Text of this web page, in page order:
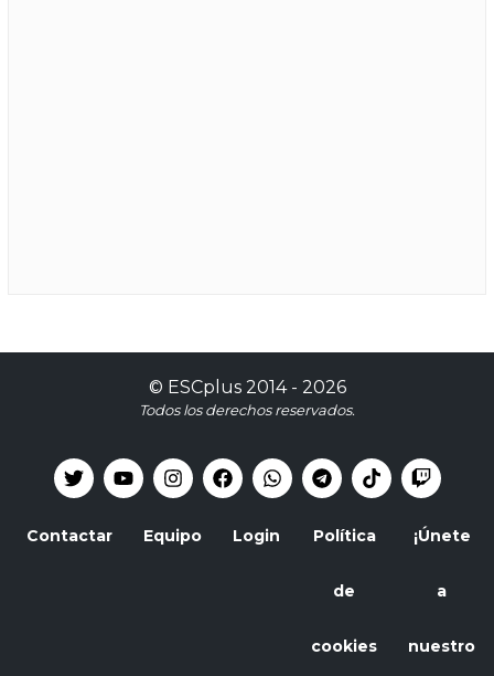
© ESCplus2014 - 2026
Todos los derechos reservados.
Contactar Equipo Login Política
de
cookies
¡Únete
a
nuestro